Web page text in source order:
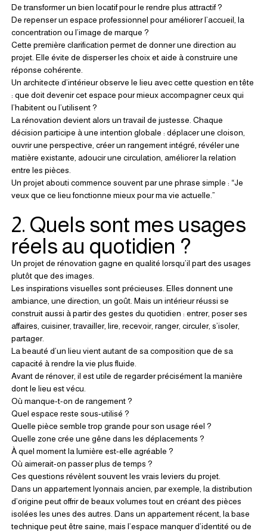
De transformer un bien locatif pour le rendre plus attractif ?
De repenser un espace professionnel pour améliorer l’accueil, la
concentration ou l’image de marque ?
Cette première clarification permet de donner une direction au
projet. Elle évite de disperser les choix et aide à construire une
réponse cohérente.
Un architecte d’intérieur observe le lieu avec cette question en tête
: que doit devenir cet espace pour mieux accompagner ceux qui
l’habitent ou l’utilisent ?
La rénovation devient alors un travail de justesse. Chaque
décision participe à une intention globale : déplacer une cloison,
ouvrir une perspective, créer un rangement intégré, révéler une
matière existante, adoucir une circulation, améliorer la relation
entre les pièces.
Un projet abouti commence souvent par une phrase simple : “Je
veux que ce lieu fonctionne mieux pour ma vie actuelle.”
2. Quels sont mes usages
réels au quotidien ?
Un projet de rénovation gagne en qualité lorsqu’il part des usages
plutôt que des images.
Les inspirations visuelles sont précieuses. Elles donnent une
ambiance, une direction, un goût. Mais un intérieur réussi se
construit aussi à partir des gestes du quotidien : entrer, poser ses
affaires, cuisiner, travailler, lire, recevoir, ranger, circuler, s’isoler,
partager.
La beauté d’un lieu vient autant de sa composition que de sa
capacité à rendre la vie plus fluide.
Avant de rénover, il est utile de regarder précisément la manière
dont le lieu est vécu.
Où manque-t-on de rangement ?
Quel espace reste sous-utilisé ?
Quelle pièce semble trop grande pour son usage réel ?
Quelle zone crée une gêne dans les déplacements ?
À quel moment la lumière est-elle agréable ?
Où aimerait-on passer plus de temps ?
Ces questions révèlent souvent les vrais leviers du projet.
Dans un appartement lyonnais ancien, par exemple, la distribution
d’origine peut offrir de beaux volumes tout en créant des pièces
isolées les unes des autres. Dans un appartement récent, la base
technique peut être saine, mais l’espace manquer d’identité ou de